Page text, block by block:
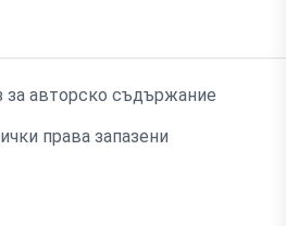
за авторско съдържание
права запазени